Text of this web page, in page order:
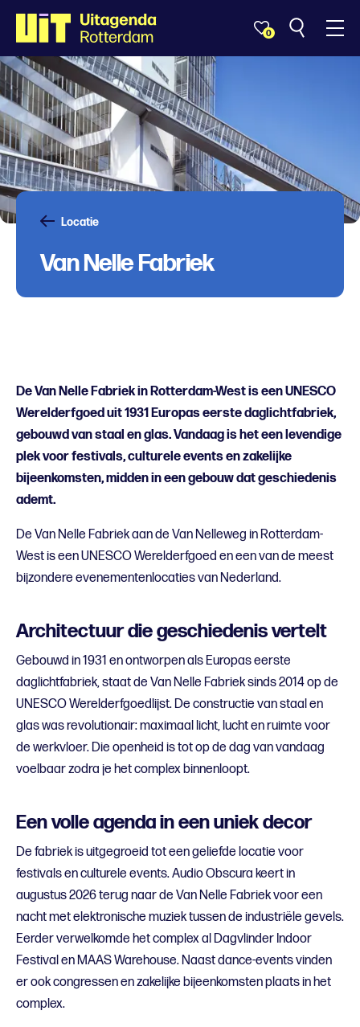
0
Locatie
Van Nelle Fabriek
De Van Nelle Fabriek in Rotterdam-West is een UNESCO
Werelderfgoed uit 1931 Europas eerste daglichtfabriek,
gebouwd van staal en glas. Vandaag is het een levendige
plek voor festivals, culturele events en zakelijke
bijeenkomsten, midden in een gebouw dat geschiedenis
ademt.
De Van Nelle Fabriek aan de Van Nelleweg in Rotterdam-
West is een UNESCO Werelderfgoed en een van de meest
bijzondere evenementenlocaties van Nederland.
Architectuur die geschiedenis vertelt
Gebouwd in 1931 en ontworpen als Europas eerste
daglichtfabriek, staat de Van Nelle Fabriek sinds 2014 op de
UNESCO Werelderfgoedlijst. De constructie van staal en
glas was revolutionair: maximaal licht, lucht en ruimte voor
de werkvloer. Die openheid is tot op de dag van vandaag
voelbaar zodra je het complex binnenloopt.
Een volle agenda in een uniek decor
De fabriek is uitgegroeid tot een geliefde locatie voor
festivals en culturele events. Audio Obscura keert in
augustus 2026 terug naar de Van Nelle Fabriek voor een
nacht met elektronische muziek tussen de industriële gevels.
Eerder verwelkomde het complex al Dagvlinder Indoor
Festival en MAAS Warehouse. Naast dance-events vinden
er ook congressen en zakelijke bijeenkomsten plaats in het
complex.